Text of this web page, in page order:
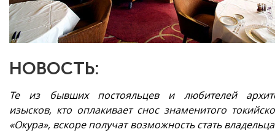
НОВОСТЬ:
Те из бывших постояльцев и любителей
изысков, кто оплакивает снос знаменитого
«Окура», вскоре получат возможность стать